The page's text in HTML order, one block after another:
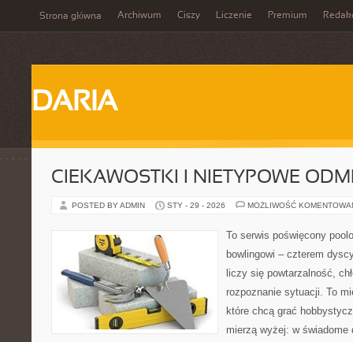
Strona główna Archiwum Ciszy Liczenie Premium
DARIA
CIEKAWOSTKI I NIETYPOWE
POSTED BY ADMIN STY - 29 - 2026 MOŻLIWOŚĆ
To serwis poświęcony
bowlingowi – czterem
liczy się powtarzalność,
rozpoznanie sytuacji. To
które chcą grać
mierzą wyżej: w